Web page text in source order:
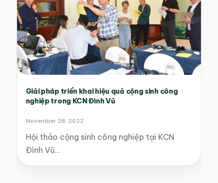
Giải pháp triển khai hiệu quả cộng sinh công
nghiệp trong KCN Đình Vũ
November 28, 2022
Hội thảo cộng sinh công nghiệp tại KCN
Đình Vũ…